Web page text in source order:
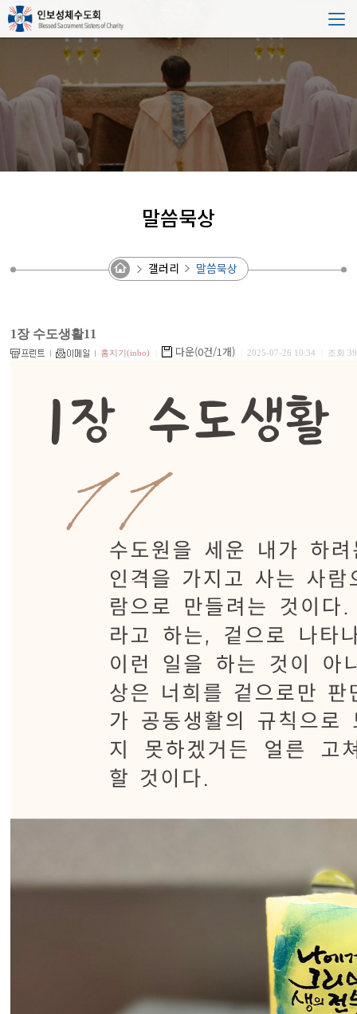
말씀묵상
갤러리 말씀묵상
1장 수도생활11
홈지기(inbo) 다운(0건/1개) 2025-07-26 10:34 조회